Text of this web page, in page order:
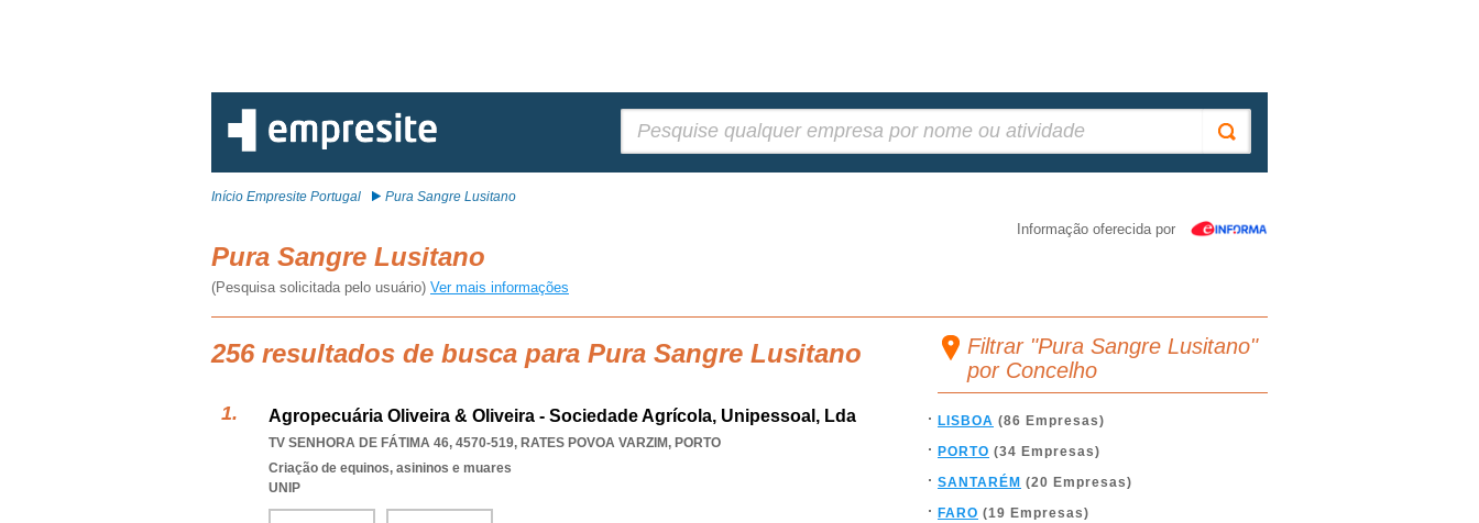
Início Empresite Portugal Pura Sangre Lusitano
Informação oferecida por
Pura Sangre Lusitano
(Pesquisa solicitada pelo usuário) Ver mais informações
256 resultados de busca para Pura Sangre Lusitano
Agropecuária Oliveira & Oliveira - Sociedade Agrícola, Unipessoal, Lda
TV SENHORA DE FÁTIMA 46, 4570-519, RATES POVOA VARZIM, PORTO
Criação de equinos, asininos e muares
UNIP
Filtrar "Pura Sangre Lusitano"
por Concelho
LISBOA (86 Empresas)
PORTO (34 Empresas)
SANTARÉM (20 Empresas)
FARO (19 Empresas)